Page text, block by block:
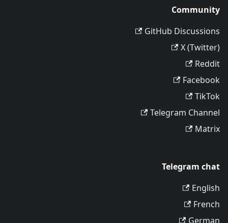
Community
GitHub Discussions
X (Twitter)
Reddit
Facebook
TikTok
Telegram Channel
Matrix
Telegram chat
English
French
German